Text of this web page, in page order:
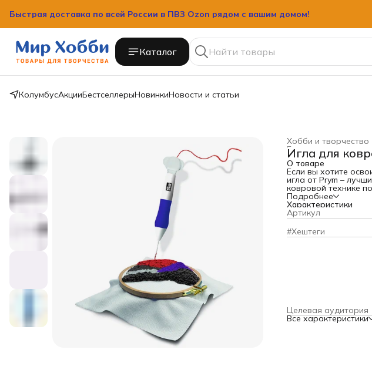
Быстрая доставка по всей России в ПВЗ Ozon рядом с вашим домом!
Каталог
КолумбусАкцииБестселлерыНовинкиНовости и статьи
Хобби и творчество
Главная ›
Игла для
О товаре
Если вы хотите
игла от Prym –
ковровой технике
трудоемкие
разной толщины: –
сложения (толщиной
нитью в 1–4
вышивания нитью в
шерстяной пряжей).
формы.
необходимую
также
колпачки, что
работу.
лидером в
Подробнее
Характеристики
Артикул
#Хештеги
Целевая аудитория
Все характеристики